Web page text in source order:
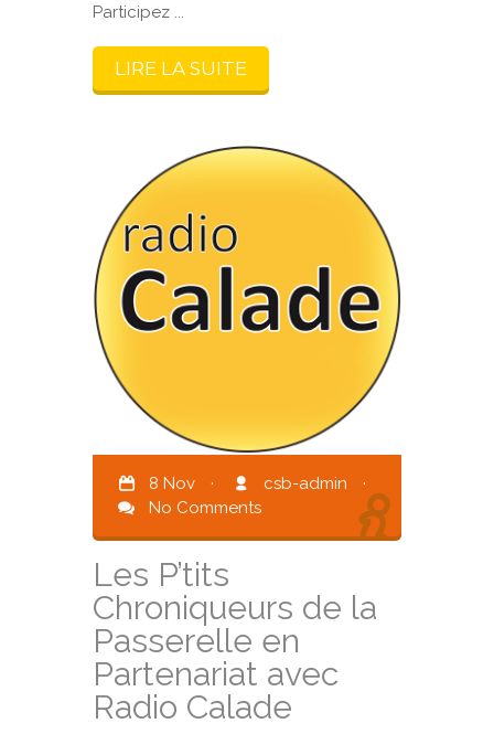
Participez ...
LIRE LA SUITE
8 Nov · csb-admin
·
No Comments
Les P’tits
Chroniqueurs de la
Passerelle en
Partenariat avec
Radio Calade